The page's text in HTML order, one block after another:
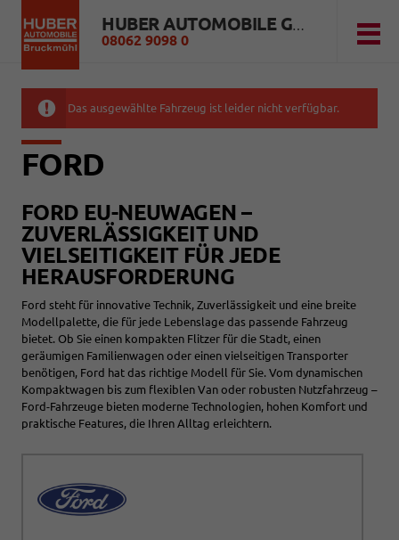
HUBER AUTOMOBILE GMBH
08062 9098 0
Das ausgewählte Fahrzeug ist leider nicht verfügbar.
FORD
FORD EU-NEUWAGEN –
ZUVERLÄSSIGKEIT UND
VIELSEITIGKEIT FÜR JEDE
HERAUSFORDERUNG
Ford steht für innovative Technik, Zuverlässigkeit und eine breite
Modellpalette, die für jede Lebenslage das passende Fahrzeug
bietet. Ob Sie einen kompakten Flitzer für die Stadt, einen
geräumigen Familienwagen oder einen vielseitigen Transporter
benötigen, Ford hat das richtige Modell für Sie. Vom dynamischen
Kompaktwagen bis zum flexiblen Van oder robusten Nutzfahrzeug –
Ford-Fahrzeuge bieten moderne Technologien, hohen Komfort und
praktische Features, die Ihren Alltag erleichtern.